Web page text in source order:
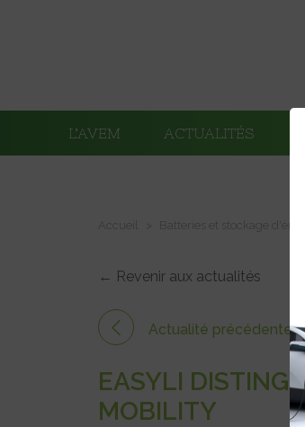
L’AVEM ACTUALITÉS
← Revenir aux actualités
Actualité précédente
EASYLI
MOBILITY